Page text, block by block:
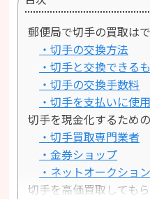
郵便局で切手の買取は
・切手の交換方法
・切手と交換できる
・切手の交換手数料
・切手を支払いに使
切手を現金化するため
・切手買取専門業者
・金券ショップ
・ネットオークション
切手を高価買取しても